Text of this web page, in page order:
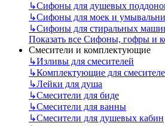
↳Сифоны для душевых
↳Сифоны для моек и
↳Сифоны для стиральных
Показать все Сифоны, гофры и
Смесители и комплектующие
↳Изливы для смесителей
↳Комплектующие для
↳Лейки для душа
↳Смесители для биде
↳Смесители для ванны
↳Смесители для душевых кабин